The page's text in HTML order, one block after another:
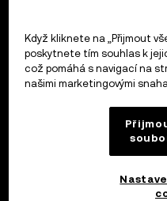
Když kliknete na „Přijmout
poskytnete tím souhlas k
což pomáhá s navigací na
našimi marketingovými